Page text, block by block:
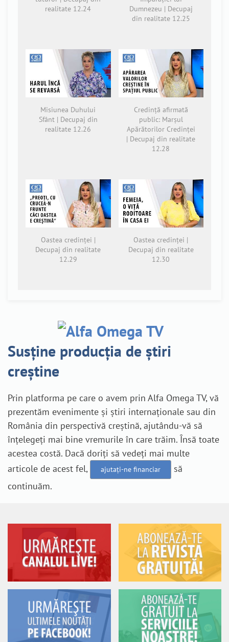
realitate 12.24
Dumnezeu | Decupaj
din realitate 12.25
Misiunea Duhului
Sfânt | Decupaj din
realitate 12.26
Credință afirmată
public: Marșul
Apărătorilor Credinței
| Decupaj din realitate
12.28
Oastea credinței |
Decupaj din realitate
12.29
Oastea credinței |
Decupaj din realitate
12.30
Susține producția de știri
creștine
Prin platforma pe care o avem prin Alfa Omega TV, vă
prezentăm evenimente și știri internaționale sau din
România din perspectivă creștină, ajutându-vă să
înțelegeți mai bine vremurile în care trăim. Însă toate
acestea costă. Dacă doriți să vedeți mai multe
articole de acest fel,
ajutați-ne financiar
să
continuăm.